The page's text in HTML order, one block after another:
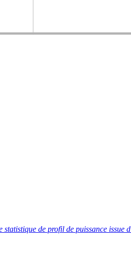
statistique de profil de puissance